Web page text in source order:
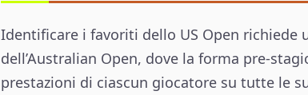
Identificare i favoriti dello US Open richiede
dell’Australian Open, dove la forma pre-
prestazioni di ciascun giocatore su tutte le